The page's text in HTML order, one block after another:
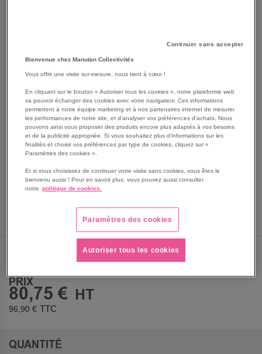
SKIP
BEGINNING
IMAGES
GALLERY
Les avantages
Pointeau à embout interchangeable (hauteur 2,5 mm).
Puissance de frappe réglable.
Finition nickelée.
PRIX
80,75 €
96,90 €
QUANTITÉ
Continuer sans accepter
Bienvenue chez Manutan Collectivités
Vous offrir une visite sur-mesure, nous tient à cœur !
En cliquant sur le bouton « Autoriser tous les cookies », notre plateforme web
va pouvoir échanger des cookies avec votre navigateur. Ces informations
permettent à notre équipe marketing et à nos partenaires internet de mesurer
les performances de notre site, et d'analyser vos préférences d'achats. Nous
pouvons ainsi vous proposer des produits encore plus adaptés à vos besoins
et de la publicité appropriée. Si vous souhaitez plus d'informations sur les
finalités et choisir vos préférences par type de cookies, cliquez sur «
Paramètres des cookies ».
Et si vous choisissez de continuer votre visite sans cookies, vous êtes le
bienvenu aussi ! Pour en savoir plus, vous pouvez aussi consulter
notre politique de cookies.
Paramètres des cookies
Autoriser tous les cookies